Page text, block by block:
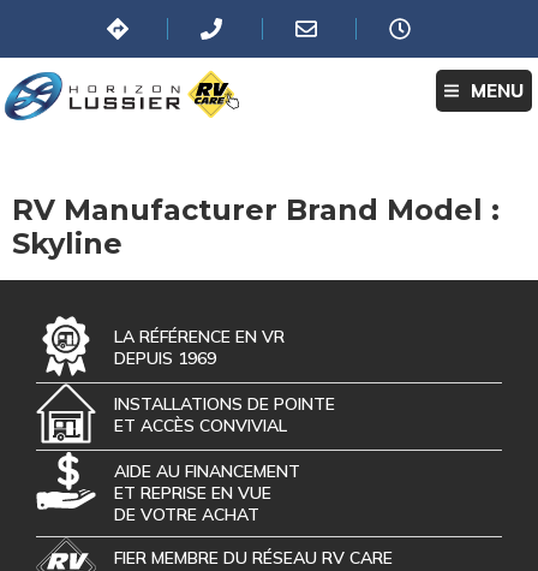
MENU
RV Manufacturer Brand Model :
Skyline
LA RÉFÉRENCE EN VR
DEPUIS 1969
INSTALLATIONS DE POINTE
ET ACCÈS CONVIVIAL
AIDE AU FINANCEMENT
ET REPRISE EN VUE
DE VOTRE ACHAT
FIER MEMBRE DU RÉSEAU RV CARE